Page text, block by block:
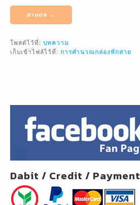
ai
l
c
e
b
k
e
อ่านต่อ →
โพสต์ไว้ที่: บทความ
เก็บเข้าไฟล์ไว้ที่: การคำนวณกล่องพักสาย
Dabit / Credit / Payment